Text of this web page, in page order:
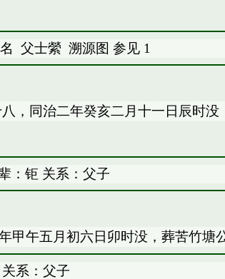
父士縈 溯源图 参见 1
，同治二年癸亥二月十一日辰时没
：钜 关系：父子
午五月初六日卯时没，葬苦竹塘
系：父子